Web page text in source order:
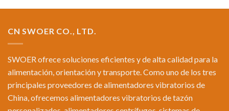
CN SWOER CO., LTD.
SWOER ofrece soluciones eficientes y de alta calidad para la
alimentación, orientación y transporte. Como uno de los tres
principales proveedores de alimentadores vibratorios de
China, ofrecemos alimentadores vibratorios de tazón